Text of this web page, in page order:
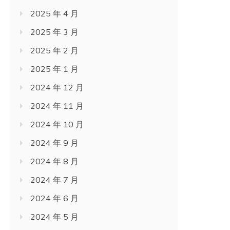
2025 年 4 月
2025 年 3 月
2025 年 2 月
2025 年 1 月
2024 年 12 月
2024 年 11 月
2024 年 10 月
2024 年 9 月
2024 年 8 月
2024 年 7 月
2024 年 6 月
2024 年 5 月